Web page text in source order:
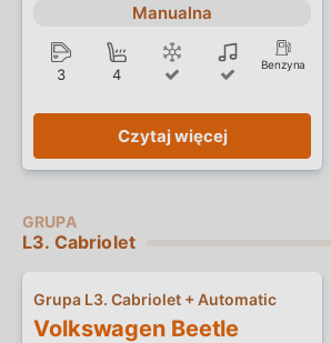
Manualna
3 4
Benzyna
Czytaj więcej
L3. Cabriolet
Volkswagen Beetle
Grupa L3. Cabriolet + Automatic